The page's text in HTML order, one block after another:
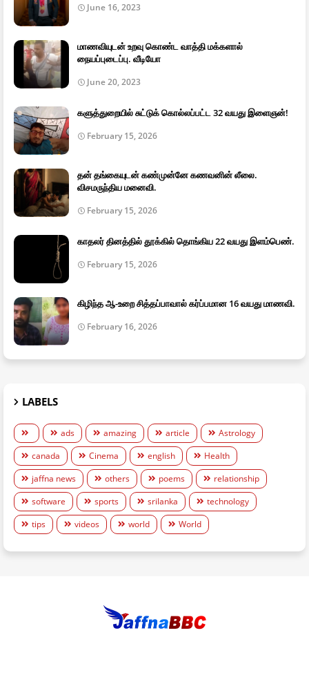
June 16, 2023
மாணவியுடன் உறவு கொண்ட வாத்தி மக்களால்
நையப்புடைப்பு. வீடியோ
June 20, 2023
களுத்துறையில் சுட்டுக் கொல்லப்பட்ட 32 வயது இளைஞன்!
February 15, 2026
தன் தங்கையுடன் கண்முன்னே கணவனின் லீலை.
விசமருந்திய மனைவி.
February 15, 2026
காதலர் தினத்தில் தூக்கில் தொங்கிய 22 வயது இளம்பெண்.
February 15, 2026
கிழிந்த ஆ-உறை சித்தப்பாவால் கர்ப்பமான 16 வயது மாணவி.
February 16, 2026
LABELS
ads amazing article
Astrology
canada
Cinema english
Health
jaffna news
others poems
relationship
software
sports srilanka
technology
tips
videos world World